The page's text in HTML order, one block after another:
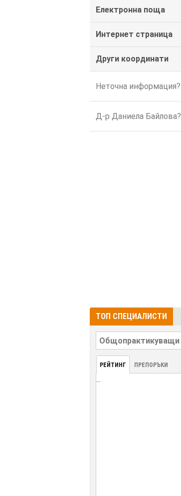
Електронна поща
Интернет страница
Други координати
Неточна информация?
Д-р Даниела Байлова?
ТОП СПЕЦИАЛИСТИ
РЕЙТИНГ ПРЕПОРЪКИ
...